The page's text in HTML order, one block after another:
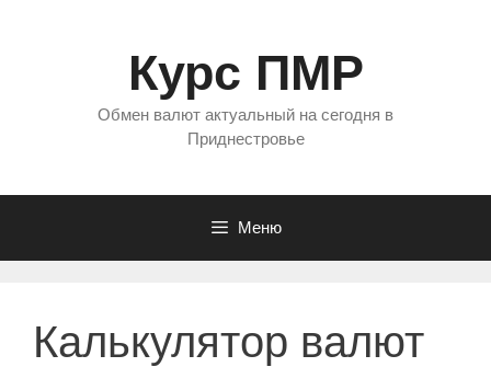
Курс ПМР
Обмен валют актуальный на сегодня в
Приднестровье
Меню
Калькулятор валют